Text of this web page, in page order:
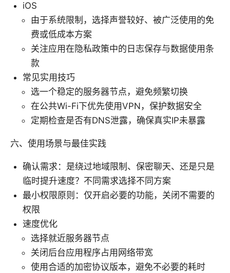
iOS
由于系统限制，选择声誉较好、被广泛使用的免
费或低成本方案
关注应用在隐私政策中的日志保存与数据使用条
款
常见实用技巧
选一个稳定的服务器节点，避免频繁切换
在公共Wi-Fi下优先使用VPN，保护数据安全
定期检查是否有DNS泄露，确保真实IP未暴露
六、使用场景与最佳实践
确认需求：是绕过地域限制、保密聊天、还是只是
临时提升速度？不同需求选择不同方案
最小权限原则：仅开启必要的功能，关闭不需要的
权限
速度优化
选择就近服务器节点
关闭后台应用程序占用网络带宽
使用合适的加密协议版本，避免不必要的耗时